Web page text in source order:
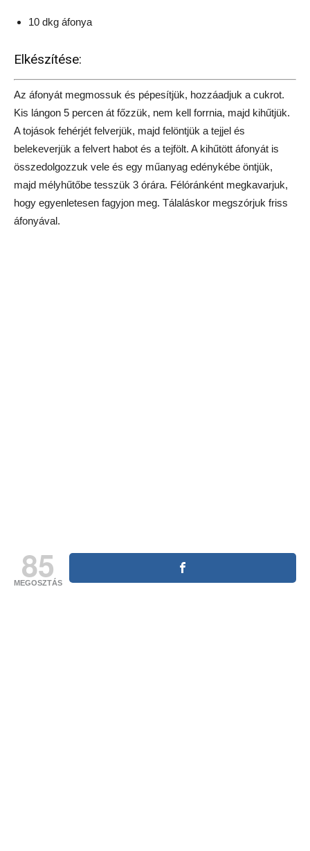
10 dkg áfonya
Elkészítése:
Az áfonyát megmossuk és pépesítjük, hozzáadjuk a cukrot.
Kis lángon 5 percen át főzzük, nem kell forrnia, majd kihűtjük.
A tojások fehérjét felverjük, majd felöntjük a tejjel és
belekeverjük a felvert habot és a tejfölt. A kihűtött áfonyát is
összedolgozzuk vele és egy műanyag edénykébe öntjük,
majd mélyhűtőbe tesszük 3 órára. Félóránként megkavarjuk,
hogy egyenletesen fagyjon meg. Tálaláskor megszórjuk friss
áfonyával.
85
MEGOSZTÁS